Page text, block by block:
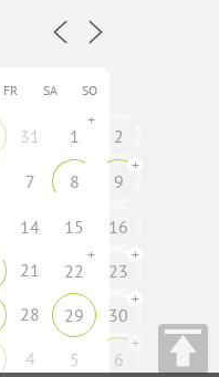
FR SA SO
31 1
+
2
7 8 9
+
14 15
16
21 22
+
23
+
28 29 30
+
4 5 6
+